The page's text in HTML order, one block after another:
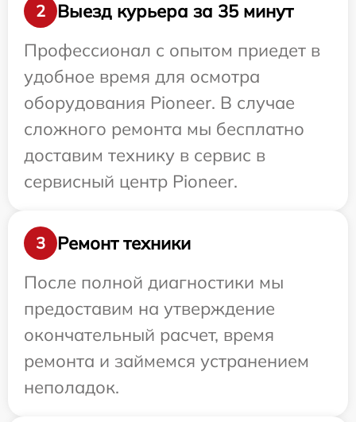
2
Выезд курьера за 35 минут
Профессионал с опытом приедет в
удобное время для осмотра
оборудования Pioneer. В случае
сложного ремонта мы бесплатно
доставим технику в сервис в
сервисный центр Pioneer.
3
Ремонт техники
После полной диагностики мы
предоставим на утверждение
окончательный расчет, время
ремонта и займемся устранением
неполадок.